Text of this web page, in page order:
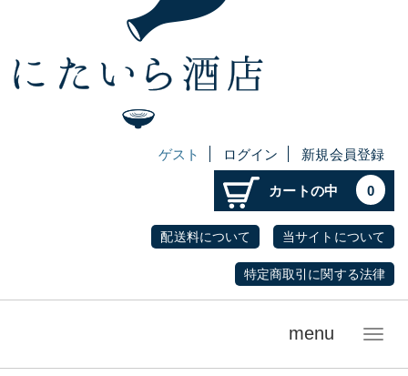
ゲスト ログイン 新規会員登録
カートの中 0
配送料について 当サイトについて
特定商取引に関する法律
メ
menu